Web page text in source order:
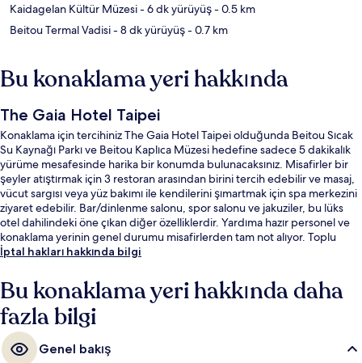
Kaidagelan Kültür Müzesi- 6 dk yürüyüş- 0.5 km
Beitou Termal Vadisi- 8 dk yürüyüş- 0.7 km
Bu konaklama yeri hakkında
The Gaia Hotel Taipei
Konaklama için tercihiniz The Gaia Hotel Taipei olduğunda Beitou Sıcak
Su Kaynağı Parkı ve Beitou Kaplıca Müzesi hedefine sadece 5 dakikalık
yürüme mesafesinde harika bir konumda bulunacaksınız. Misafirler bir
şeyler atıştırmak için 3 restoran arasından birini tercih edebilir ve masaj,
vücut sargısı veya yüz bakımı ile kendilerini şımartmak için spa merkezini
ziyaret edebilir. Bar/dinlenme salonu, spor salonu ve jakuziler, bu lüks
otel dahilindeki öne çıkan diğer özelliklerdir. Yardıma hazır personel ve
konaklama yerinin genel durumu misafirlerden tam not alıyor. Toplu
taşıma yakındadır, Xinbeitou İstasyonu 7 dakikalık ve Beitou İstasyonu 14
İptal hakları hakkında bilgi
Bu konaklama yeri hakkında daha
fazla bilgi
Genel bakış